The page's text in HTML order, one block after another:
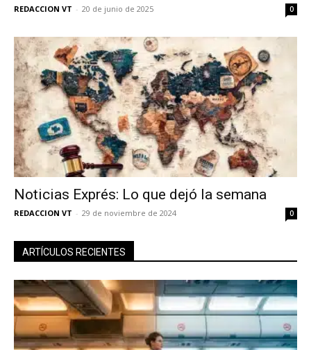
REDACCION VT - 20 de junio de 2025 0
Noticias Exprés: Lo que dejó la semana
REDACCION VT - 29 de noviembre de 2024 0
ARTÍCULOS RECIENTES